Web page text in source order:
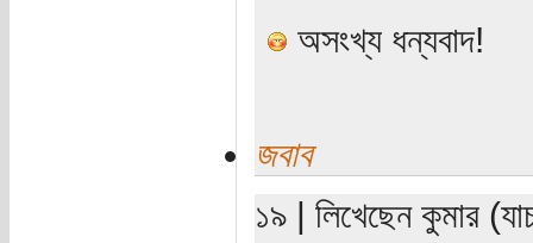
অসংখ্য ধন্যবাদ!
জবাব
১৯ | লিখেছেন কুমার